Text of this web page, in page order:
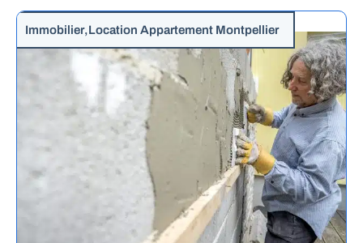
Immobilier,Location Appartement Montpellier